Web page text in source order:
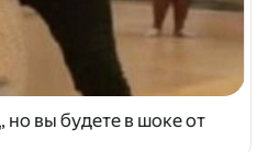
но вы будете в шоке от